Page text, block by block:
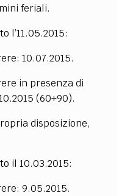
feriali.
l’11.05.2015:
10.07.2015.
in presenza di
(60+90).
disposizione,
il 10.03.2015:
9.05.2015.